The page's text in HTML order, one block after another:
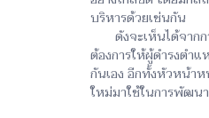
บริหารด้วยเช่นกัน
ดังจะเห็นได้จากกา
ต้องการให้ผู้ดำรงตำ
กันเอง อีกทั้งหัวหน้า
ใหม่มาใช้ในการพัฒน